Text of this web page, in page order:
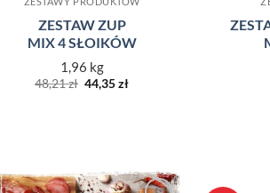
ZESTAW ZUP
MIX 4 SŁOIKÓW
1,96 kg
48,21zł Pierwotna
cena
44,35złAktualna